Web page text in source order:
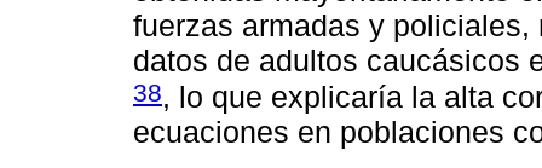
fuerzas armadas y
datos de adultos caucásicos
38, lo que explicaría la alta
ecuaciones en poblaciones